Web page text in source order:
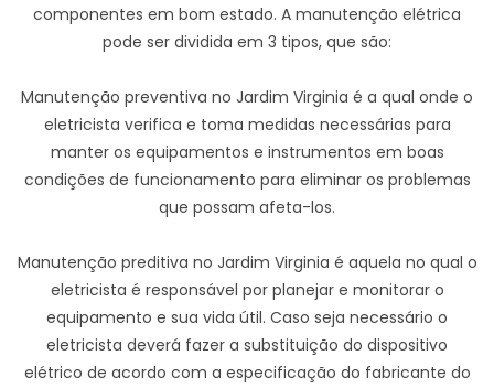
componentes em bom estado. A manutenção elétrica
pode ser dividida em 3 tipos, que são:
Manutenção preventiva no Jardim Virginia é a qual onde o
eletricista verifica e toma medidas necessárias para
manter os equipamentos e instrumentos em boas
condições de funcionamento para eliminar os problemas
que possam afeta-los.
Manutenção preditiva no Jardim Virginia é aquela no qual o
eletricista é responsável por planejar e monitorar o
equipamento e sua vida útil. Caso seja necessário o
eletricista deverá fazer a substituição do dispositivo
elétrico de acordo com a especificação do fabricante do